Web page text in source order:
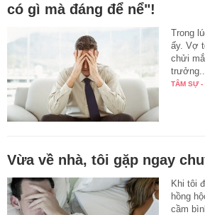
có gì mà đáng để nể"!
Trong
ấy. Vợ
chửi
TÂM SỰ
Vừa về nhà, tôi gặp ngay
Khi tôi
hồng
cầm